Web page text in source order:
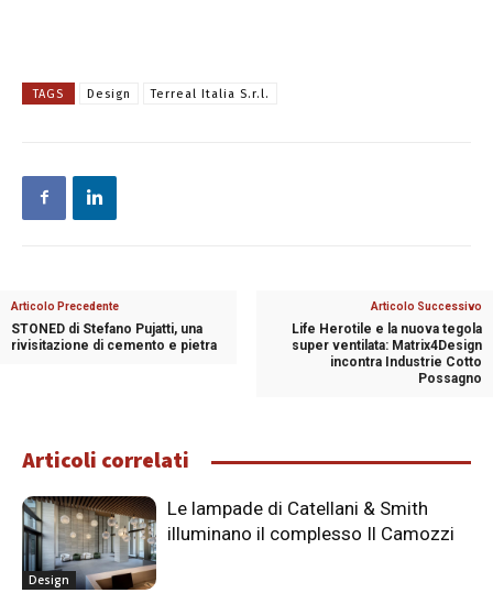
TAGS Design Terreal Italia S.r.l.
Articolo Precedente
STONED di Stefano Pujatti, una
rivisitazione di cemento e pietra
Articolo Successivo
Life Herotile e la nuova tegola
super ventilata: Matrix4Design
incontra Industrie Cotto
Possagno
Articoli correlati
Design
Le lampade di Catellani & Smith
illuminano il complesso Il Camozzi